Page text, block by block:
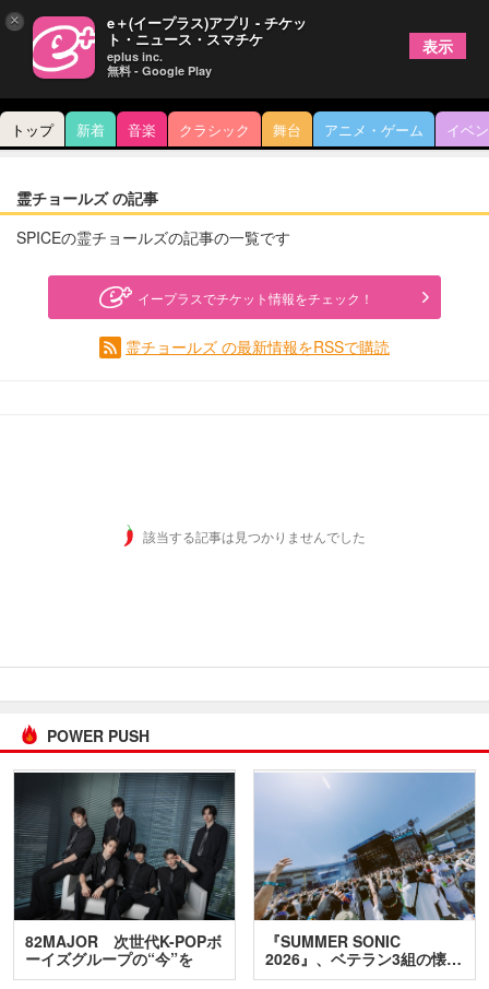
トップ 新着 音楽 クラシック 舞台 アニメ・ゲーム イベ
霊チョールズ の記事
SPICEの霊チョールズの記事の一覧です
イープラスでチケット情報をチェック！
霊チョールズ の最新情報をRSSで購読
該当する記事は見つかりませんでした
POWER PUSH
82MAJOR 次世代K-POPボ
ーイズグループの“今”を
訊…
『SUMMER SONIC
2026』、ベテラン3組の懐…
× e＋(イープラス)アプリ - チケッ
ト・ニュース・スマチケ
eplus inc.
無料 - Google Play
表示